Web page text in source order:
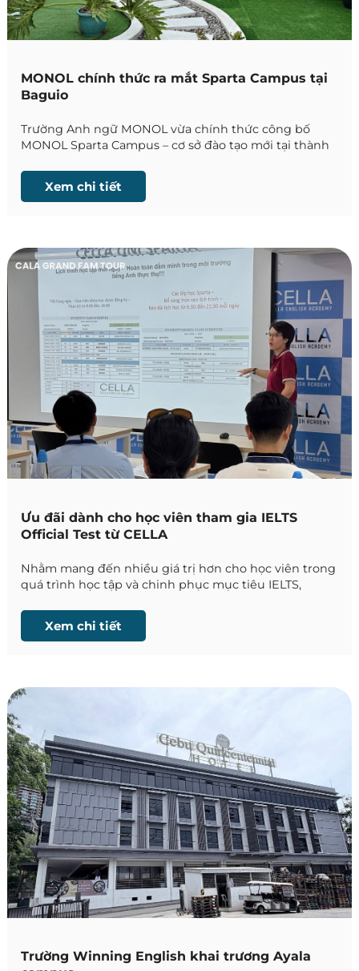
MONOL chính thức ra mắt Sparta Campus tại
Baguio
Trường Anh ngữ MONOL vừa chính thức công bố
MONOL Sparta Campus – cơ sở đào tạo mới tại thành
dựng theo mô hình Sparta với chương trình học
chuyên sâu, môi trường kỷ luật và hệ thống quản lý
Xem chi tiết
Ưu đãi dành cho học viên tham gia IELTS
Official Test từ CELLA
Nhằm mang đến nhiều giá trị hơn cho học viên trong
quá trình học tập và chinh phục mục tiêu IELTS,
trình ưu đãi phí thi Official IELTS CBT năm học 2026
Xem chi tiết
Trường Winning English khai trương Ayala